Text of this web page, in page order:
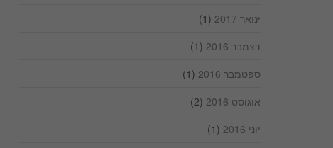
ינואר 2017
(1)
דצמבר 2016
(1)
ספטמבר 2016
(1)
אוגוסט 2016
(2)
יוני 2016
(1)